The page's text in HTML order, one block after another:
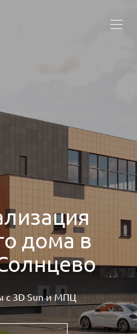
дома в
с 3D Sun и МПЦ